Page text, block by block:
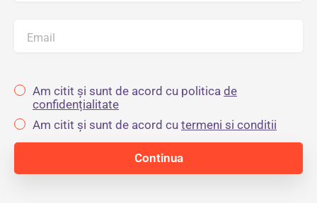
Email
Am citit și sunt de acord cu politica de
confidențialitate
Am citit și sunt de acord cu termeni si conditii